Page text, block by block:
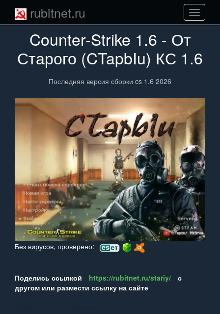
сайта
rubitnet.ru
Counter-Strike 1.6 - От
Старого (CTapbIu) КС 1.6
Последняя версия сборки cs 1.6 2026
Без вирусов, проверено:
Поделись ссылкой https://rubitnet.ru/stariy/
с
другом или размести ссылку на сайте